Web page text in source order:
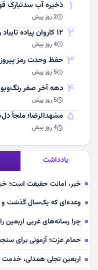
1 ذخیره آب سدتبارک
2 روز پیش
2 ۱۲ کاروان پیاده تایباد راهی مشهدمقدس می‌شوند
4 روز پیش
3 حفظ وحدت رمز
5 روز پیش
4 دهه آخر صفر
5 روز پیش
5 مشهد‌الرضا؛ ملجأ
4 روز پیش
یادداشت
خبر، امانت حقیقت است؛
وعده‌ای که یک‌سال گذشت و
چرا رسانه‌های غربی اربعین
حمام عزت؛ آزمونی برای
اربعین تجلی همدلی، خدمت